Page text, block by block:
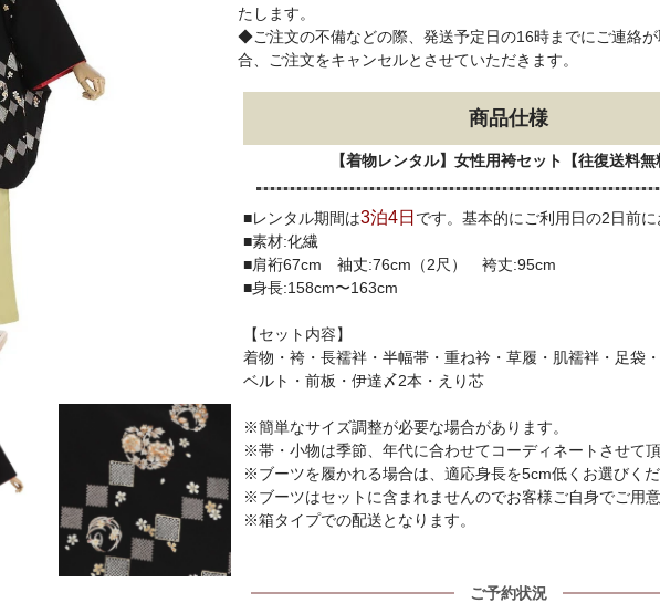
たします。
◆ご注文の不備などの際、発送予定日の16時までにご連絡
合、ご注文をキャンセルとさせていただきます。
商品仕様
【着物レンタル】女性用袴セット【往復送料無
■レンタル期間は3泊4日 です。基本的にご利用日の2日前に
■素材:化繊
■肩裄67cm 袖丈:76cm（2尺） 袴丈:95cm
■身長:158cm〜163cm
【セット内容】
着物・袴・長襦袢・半幅帯・重ね衿・草履・肌襦袢・足袋
ベルト・前板・伊達〆2本・えり芯
※簡単なサイズ調整が必要な場合があります。
※帯・小物は季節、年代に合わせてコーディネートさせて頂
※ブーツを履かれる場合は、適応身長を5cm低くお選びくだ
※ブーツはセットに含まれませんのでお客様ご自身でご用意
※箱タイプでの配送となります。
ご予約状況